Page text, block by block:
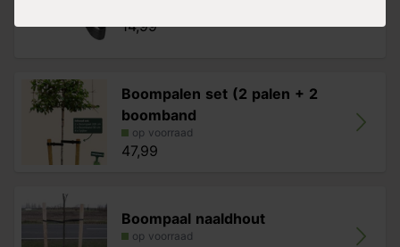
14,99
Boompalen set (2 palen + 2
boomband
op voorraad
47,99
Boompaal naaldhout
op voorraad